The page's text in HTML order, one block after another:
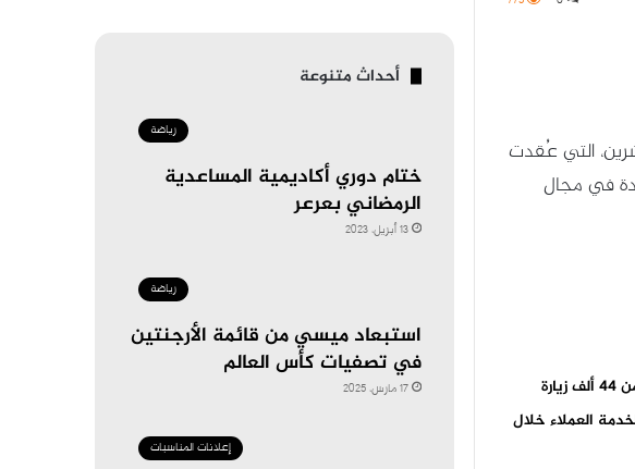
التي عُقدت
إلى قضايا متعددة في مجال
أمانة مكة تنجز أكثر من ٤٤ ألف زيارة
بلاغ لخدمة العملاء خلال
أحداث متنوعة
رياضة
ختام دوري أكاديمية المساعدية
الرمضاني بعرعر
13 أبريل، 2023
رياضة
استبعاد ميسي من قائمة الأرجنتين
في تصفيات كأس العالم
17 مارس، 2025
إعلانات المناسبات